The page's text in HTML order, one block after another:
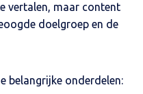
vertalen, maar content
doelgroep en de
belangrijke onderdelen: